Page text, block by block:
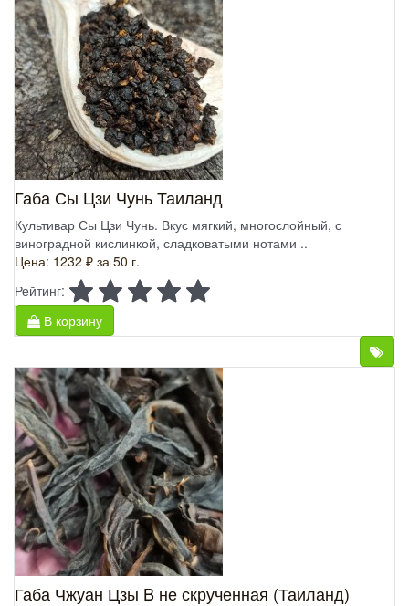
Габа Сы Цзи Чунь Таиланд
Культивар Сы Цзи Чунь. Вкус мягкий, многослойный, с
виноградной кислинкой, сладковатыми нотами ..
Цена: 1232 ₽ за 50 г.
Рейтинг:
В корзину
Габа Чжуан Цзы B не скрученная (Таиланд)